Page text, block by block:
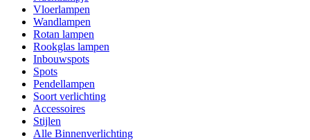
Vloerlampen
Wandlampen
Rotan lampen
Rookglas lampen
Inbouwspots
Spots
Pendellampen
Soort verlichting
Accessoires
Stijlen
Alle Binnenverlichting